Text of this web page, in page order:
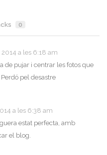
0
2014 a les 6:18 am
de pujar i centrar les fotos que
pel desastre
a les 6:38 am
estat perfecta, amb
el blog.